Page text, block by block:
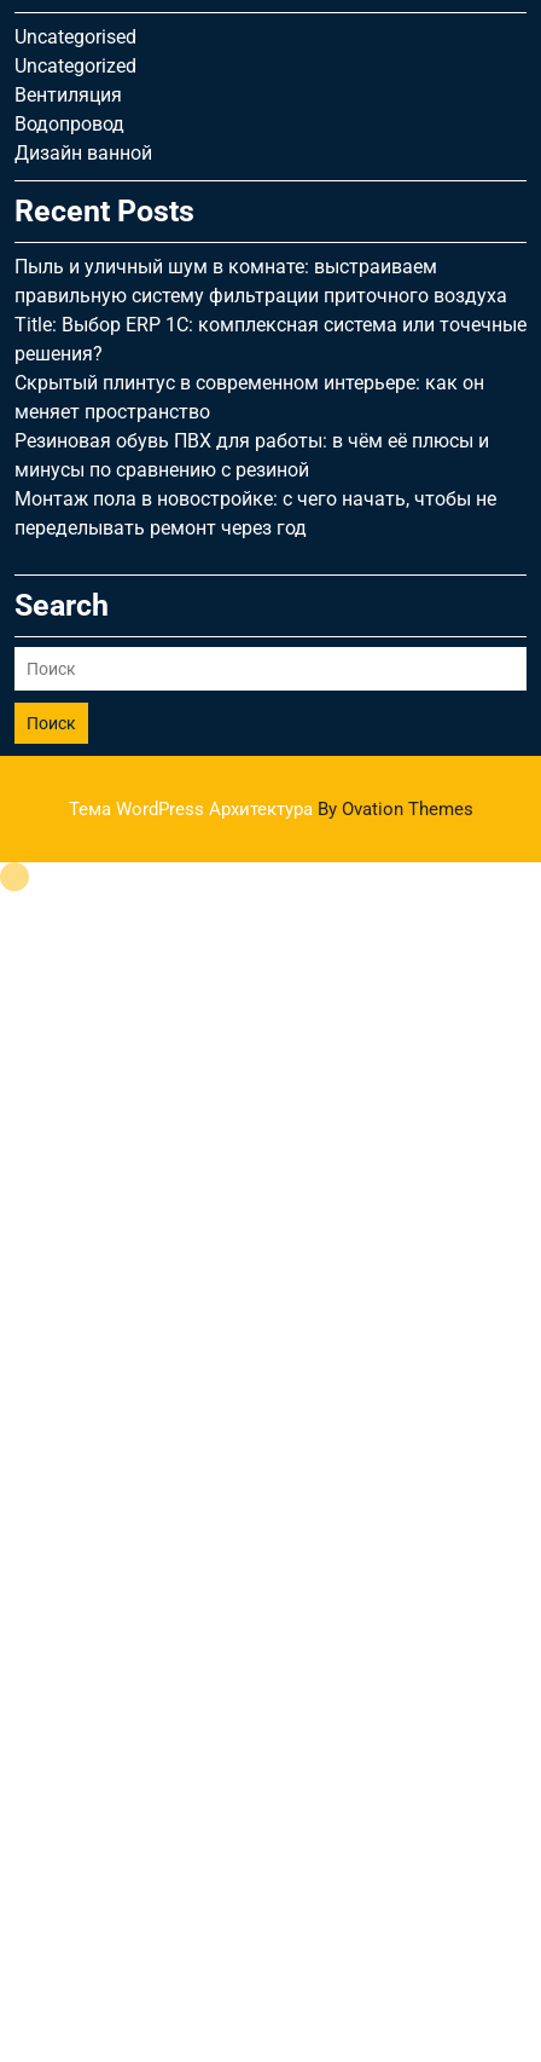
Uncategorised
Uncategorized
Вентиляция
Водопровод
Дизайн ванной
Recent Posts
Пыль и уличный шум в комнате: выстраиваем
правильную систему фильтрации приточного воздуха
Title: Выбор ERP 1С: комплексная система или точечные
решения?
Скрытый плинтус в современном интерьере: как он
меняет пространство
Резиновая обувь ПВХ для работы: в чём её плюсы и
минусы по сравнению с резиной
Монтаж пола в новостройке: с чего начать, чтобы не
переделывать ремонт через год
Search
Поиск
Тема WordPress АрхитектураBy Ovation Themes